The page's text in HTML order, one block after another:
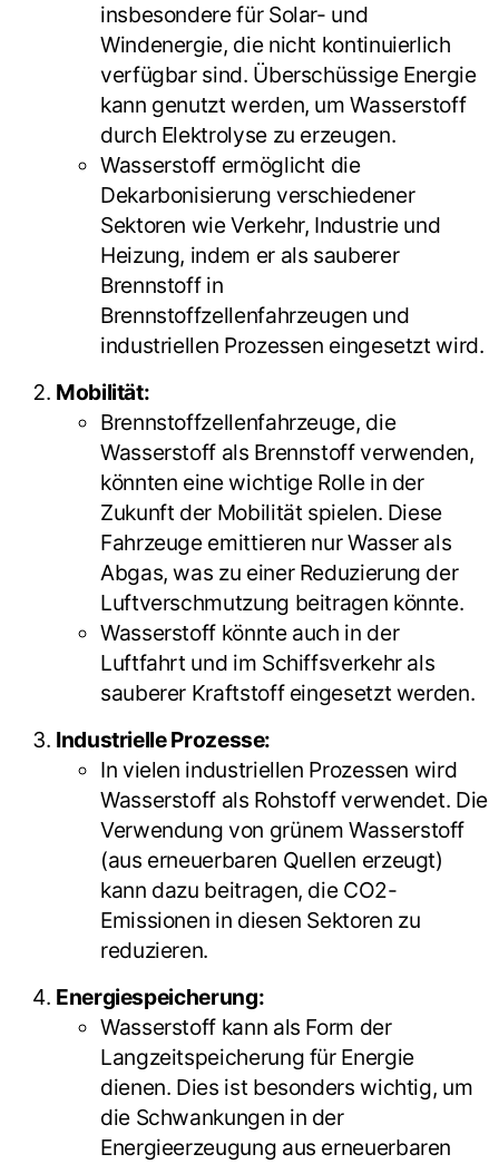
insbesondere für Solar- und
Windenergie, die nicht kontinuierlich
verfügbar sind. Überschüssige Energie
kann genutzt werden, um Wasserstoff
durch Elektrolyse zu erzeugen.
Wasserstoff ermöglicht die
Dekarbonisierung verschiedener
Sektoren wie Verkehr, Industrie und
Heizung, indem er als sauberer
Brennstoff in
Brennstoffzellenfahrzeugen und
industriellen Prozessen eingesetzt wird.
Mobilität:
Brennstoffzellenfahrzeuge, die
Wasserstoff als Brennstoff verwenden,
könnten eine wichtige Rolle in der
Zukunft der Mobilität spielen. Diese
Fahrzeuge emittieren nur Wasser als
Abgas, was zu einer Reduzierung der
Luftverschmutzung beitragen könnte.
Wasserstoff könnte auch in der
Luftfahrt und im Schiffsverkehr als
sauberer Kraftstoff eingesetzt werden.
Industrielle Prozesse:
In vielen industriellen Prozessen wird
Wasserstoff als Rohstoff verwendet. Die
Verwendung von grünem Wasserstoff
(aus erneuerbaren Quellen erzeugt)
kann dazu beitragen, die CO2-
Emissionen in diesen Sektoren zu
reduzieren.
Energiespeicherung:
Wasserstoff kann als Form der
Langzeitspeicherung für Energie
dienen. Dies ist besonders wichtig, um
die Schwankungen in der
Energieerzeugung aus erneuerbaren